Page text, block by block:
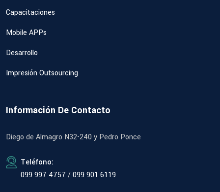
Capacitaciones
Mobile APPs
Desarrollo
Impresión Outsourcing
Información De Contacto
Diego de Almagro N32-240 y Pedro Ponce
Teléfono:
099 997 4757 /099 901 6119